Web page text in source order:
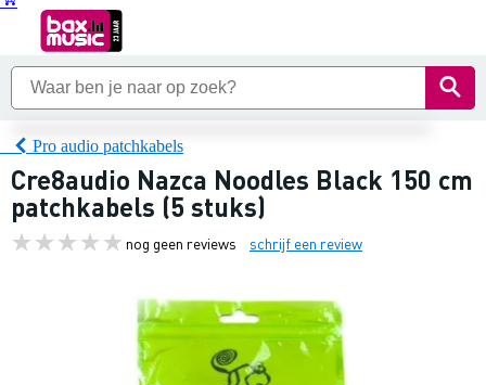
Pro audio patchkabels
Cre8audio Nazca Noodles Black 150 cm
patchkabels (5 stuks)
nog geen reviews schrijf een review